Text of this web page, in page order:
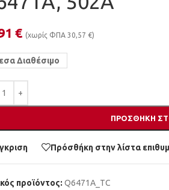
€ (χωρίς ΦΠΑ 30,57 €)
Διαθέσιμο
ΠΡΟΣΘΉΚΗ
Πρόσθήκη στην λίστα
προϊόντος: Q6471A_TC